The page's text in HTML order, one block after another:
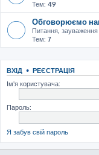
Тем: 49
Обговорюємо
Питання,
Тем: 7
ВХІД • РЕЄСТРАЦІЯ
Ім'я користувача:
Пароль:
Я забув свій пароль